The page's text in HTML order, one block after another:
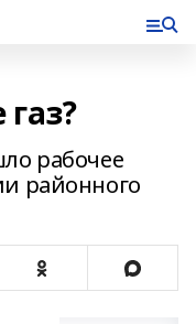
рабочее
районного